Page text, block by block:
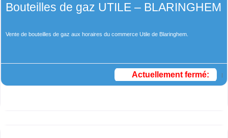
Bouteilles de gaz UTILE – BLARINGHEM
Vente de bouteilles de gaz aux horaires du commerce Utile de Blaringhem.
Actuellement fermé: